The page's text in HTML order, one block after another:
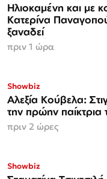
Ηλιοκαμένη και με
Κατερίνα
ξαναδεί
πριν 1 ώρα
Showbiz
Αλεξία Κούβελα:
την πρώην παίκτρια
πριν 2 ώρες
Showbiz